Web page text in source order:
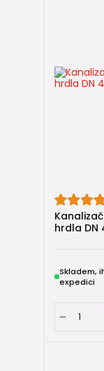
hrdla DN
Skladem,
expedici